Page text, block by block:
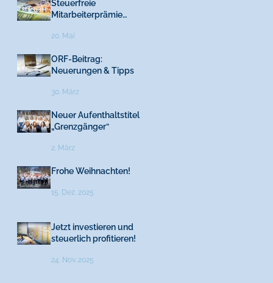
Steuerfreie
Mitarbeiterprämie
20. Mai
ORF-Beitrag:
Neuerungen & Tipps
30. März
Neuer Aufenthaltstitel
„Grenzgänger“
2. März
Frohe Weihnachten!
15. Dez. 2025
Jetzt investieren und
steuerlich profitieren!
24. Nov. 2025